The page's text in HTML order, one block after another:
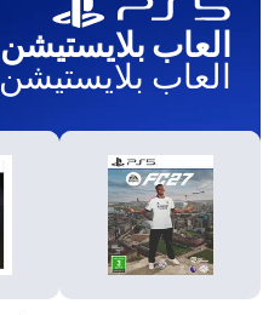
العاب بلايستيشن5
العاب بلايستيشن 5 اشترى الان